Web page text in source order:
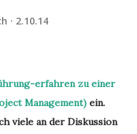
2.10.14
erfahren zu einer
Management) ein.
viele an der Diskussion